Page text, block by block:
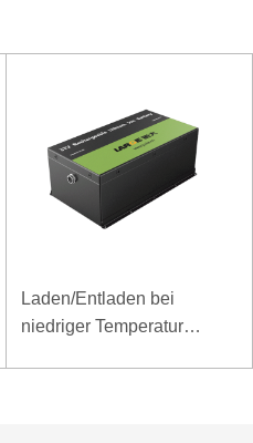
Laden/Entladen bei
niedriger Temperatur